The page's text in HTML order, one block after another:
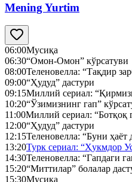
Mening Yurtim
06:00Мусиқа
06:30“Омон-Омон” кўрсатуви
08:00Теленовелла: “Тақдир
09:00“Ҳудуд” дастури
09:15Миллий сериал:
10:20“Ўзимизнинг гап”
11:00Миллий сериал: “Ботқоқ
12:00“Ҳудуд” дастури
12:15Теленовелла: “Буни ҳаёт
13:20Турк сериал: “Ҳукмдор
14:30Теленовелла: “Гапдаги
15:20“Миттилар” болалар
15:30Мусиқа